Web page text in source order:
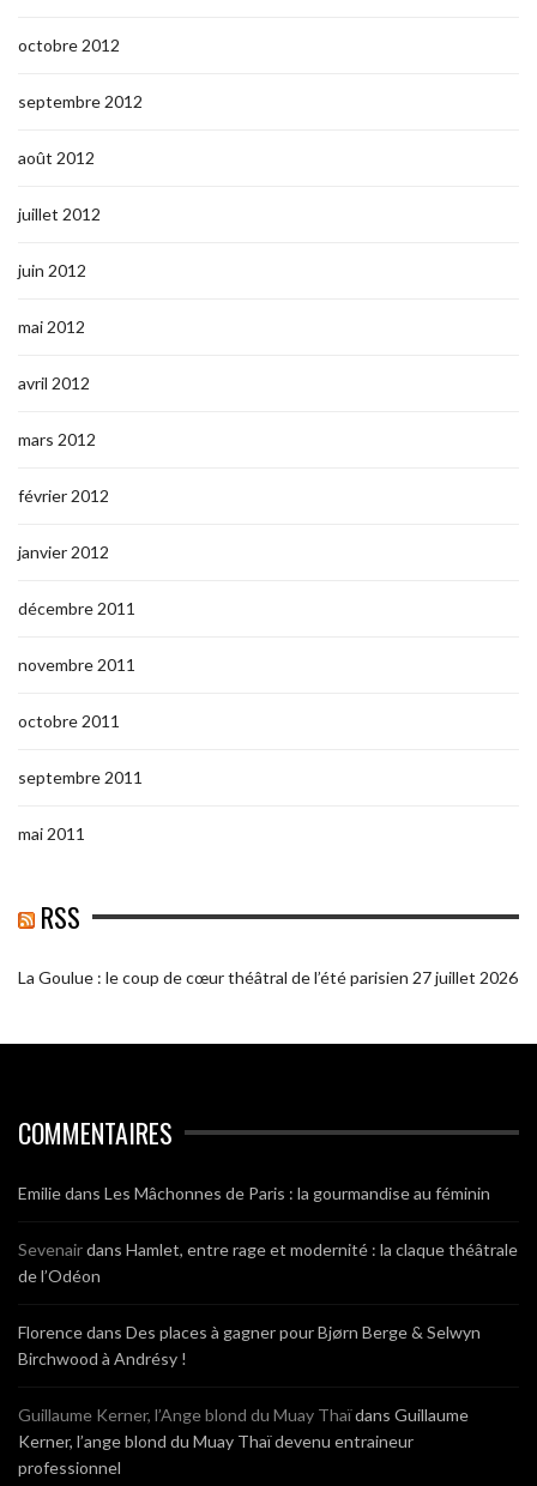
octobre 2012
septembre 2012
août 2012
juillet 2012
juin 2012
mai 2012
avril 2012
mars 2012
février 2012
janvier 2012
décembre 2011
novembre 2011
octobre 2011
septembre 2011
mai 2011
RSS
La Goulue : le coup de cœur théâtral de l’été parisien 27 juillet 2026
COMMENTAIRES
Emiliedans Les Mâchonnes de Paris : la gourmandise au féminin
Sevenairdans Hamlet, entre rage et modernité : la claque théâtrale
de l’Odéon
Florencedans Des places à gagner pour Bjørn Berge & Selwyn
Birchwood à Andrésy !
Guillaume Kerner, l’Ange blond du Muay Thaïdans Guillaume
Kerner, l’ange blond du Muay Thaï devenu entraineur
professionnel